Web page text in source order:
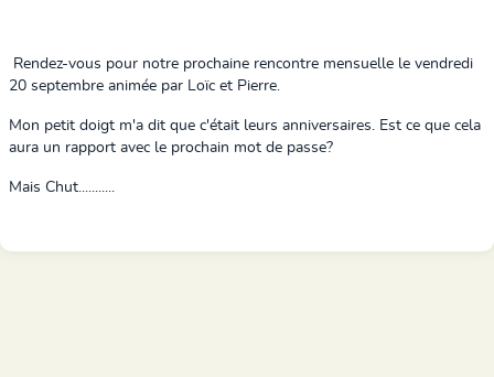
Rendez-vous pour notre prochaine rencontre mensuelle le vendredi
20 septembre animée par Loïc et Pierre.
Mon petit doigt m'a dit que c'était leurs anniversaires. Est ce que cela
aura un rapport avec le prochain mot de passe?
Mais Chut...........